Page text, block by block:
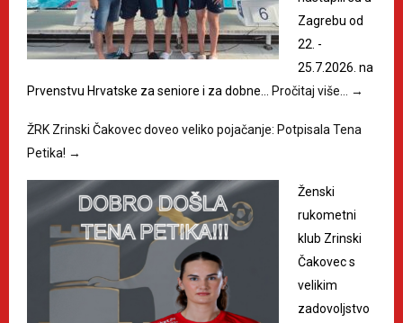
Zagrebu od
22. -
25.7.2026. na
Prvenstvu Hrvatske za seniore i za dobne… Pročitaj više… →
ŽRK Zrinski Čakovec doveo veliko pojačanje: Potpisala Tena
Petika! →
Ženski
rukometni
klub Zrinski
Čakovec s
velikim
zadovoljstvo